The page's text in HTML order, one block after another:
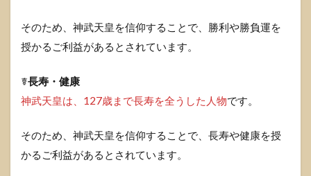
そのため、神武天皇を信仰することで、勝利や勝負運を
授かるご利益があるとされています。
☤長寿・健康
神武天皇は、127歳まで長寿を全うした人物です。
そのため、神武天皇を信仰することで、長寿や健康を授
かるご利益があるとされています。